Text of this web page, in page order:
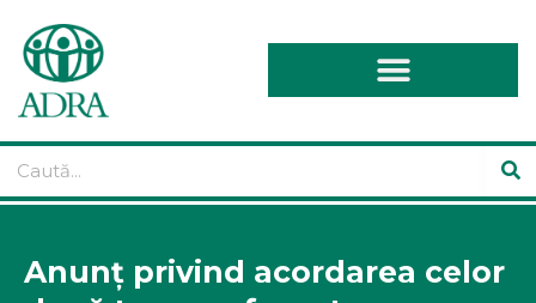
Anunț privind acordarea celor